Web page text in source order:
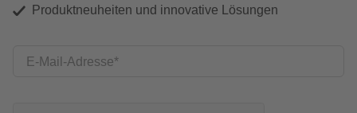
Produktneuheiten und innovative Lösungen
E-Mail-Adresse